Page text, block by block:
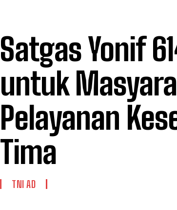
Satgas Yonif
untuk
Pelayanan
Tima
TNI AD